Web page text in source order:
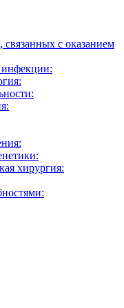
с оказанием
хирургия: